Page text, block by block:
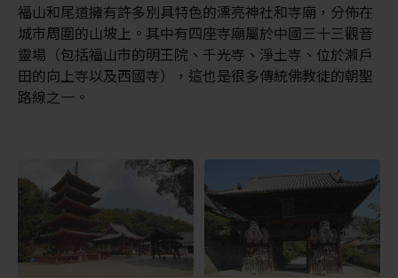
福山和尾道擁有許多別具特色的漂亮神社和寺廟，分佈在
城市周圍的山坡上。其中有四座寺廟屬於中國三十三觀音
靈場（包括福山市的明王院、千光寺、淨土寺、位於瀨戶
田的向上寺以及西國寺），這也是很多傳統佛教徒的朝聖
路線之一。